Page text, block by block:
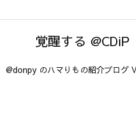
覚醒する @CDiP
@donpy のハマりもの紹介ブログ